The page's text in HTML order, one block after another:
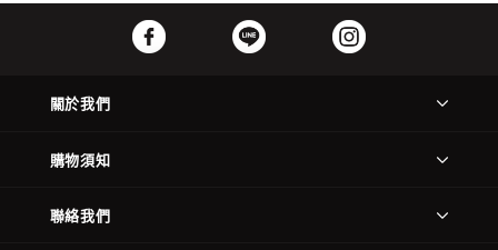
關於我們
購物須知
聯絡我們